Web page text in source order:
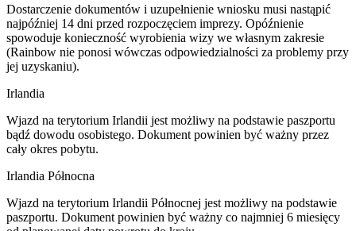
Dostarczenie dokumentów i uzupełnienie wniosku musi nastąpić
najpóźniej 14 dni przed rozpoczęciem imprezy. Opóźnienie
spowoduje konieczność wyrobienia wizy we własnym zakresie
(Rainbow nie ponosi wówczas odpowiedzialności za problemy przy
jej uzyskaniu).
Irlandia
Wjazd na terytorium Irlandii jest możliwy na podstawie paszportu
bądź dowodu osobistego. Dokument powinien być ważny przez
cały okres pobytu.
Irlandia Północna
Wjazd na terytorium Irlandii Północnej jest możliwy na podstawie
paszportu. Dokument powinien być ważny co najmniej 6 miesięcy